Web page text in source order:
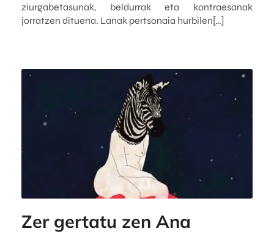
ziurgabetasunak, beldurrak eta kontraesanak
jorratzen dituena. Lanak pertsonaia hurbilen[…]
Zer gertatu zen Ana